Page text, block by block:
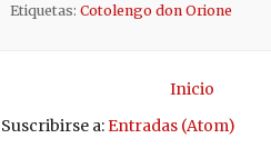
Etiquetas: Cotolengo don Orione
Inicio
Suscribirse a:Entradas (Atom)